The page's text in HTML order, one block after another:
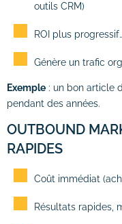
outils CRM)
ROI plus
Génère un trafic
Exemple : un bon article
pendant des années.
OUTBOUND
RAPIDES
Coût immédiat
Résultats rapides,